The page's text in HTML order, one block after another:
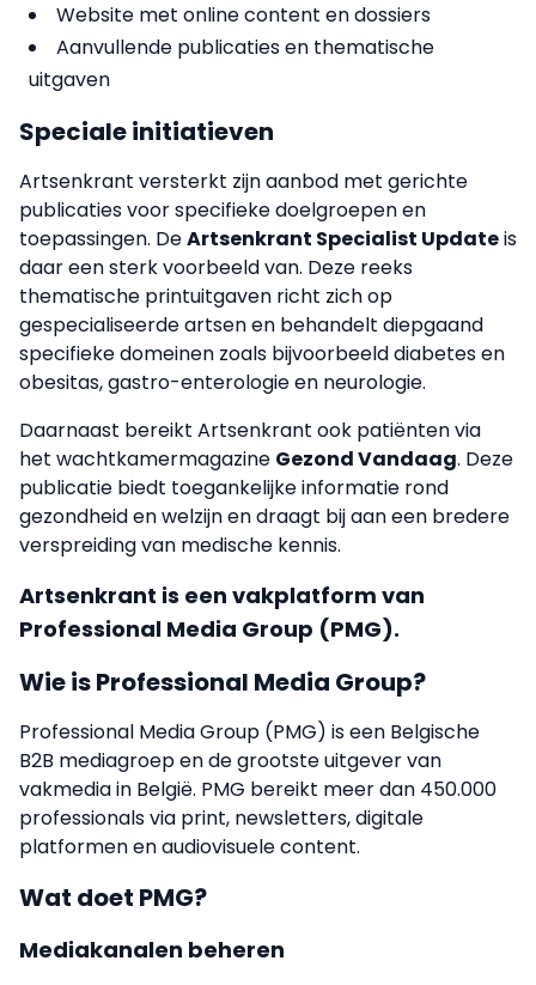
Website met online content en dossiers
Aanvullende publicaties en thematische
uitgaven
Speciale initiatieven
Artsenkrant versterkt zijn aanbod met gerichte
publicaties voor specifieke doelgroepen en
toepassingen. DeArtsenkrant Specialist Updateis
daar een sterk voorbeeld van. Deze reeks
thematische printuitgaven richt zich op
gespecialiseerde artsen en behandelt diepgaand
specifieke domeinen zoals bijvoorbeeld diabetes en
obesitas, gastro-enterologie en neurologie.
Daarnaast bereikt Artsenkrant ook patiënten via
het wachtkamermagazine Gezond Vandaag. Deze
publicatie biedt toegankelijke informatie rond
gezondheid en welzijn en draagt bij aan een bredere
verspreiding van medische kennis.
Artsenkrant is een vakplatform van
Professional Media Group (PMG).
Wie is Professional Media Group?
Professional Media Group (PMG) is een Belgische
B2B mediagroep en de grootste uitgever van
vakmedia in België. PMG bereikt meer dan 450.000
professionals via print, newsletters, digitale
platformen en audiovisuele content.
Wat doet PMG?
Mediakanalen beheren